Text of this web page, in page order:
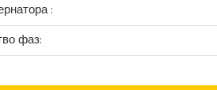
:
фаз: